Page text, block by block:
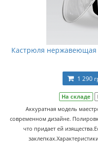
Кастрюля нержавеющая
1 290
На складе
Аккуратная модель
современном дизайне.
что придает ей